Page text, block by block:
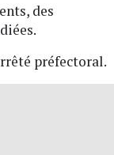
des
préfectoral.